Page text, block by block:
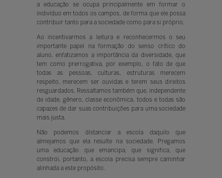
a educação se ocupa principalmente em formar o
indivíduo em todos os campos, de forma que ele possa
contribuir tanto para a sociedade como para si próprio.
Ao incentivarmos a leitura e reconhecermos o seu
importante papel na formação do senso crítico do
aluno, enfatizamos a importância da diversidade, que
tem como prerrogativa, por exemplo, o fato de que
todas as pessoas, culturas, estruturas merecem
respeito, merecem ser ouvidas e terem seus direitos
resguardados. Ressaltamos também que, independente
de idade, gênero, classe econômica, todos e todas são
capazes de dar suas contribuições para uma sociedade
mais justa.
Não podemos distanciar a escola daquilo que
almejamos que ela resulte na sociedade. Pregamos
uma educação que emancipa, que significa, que
constrói, portanto, a escola precisa sempre caminhar
alinhada a este propósito.